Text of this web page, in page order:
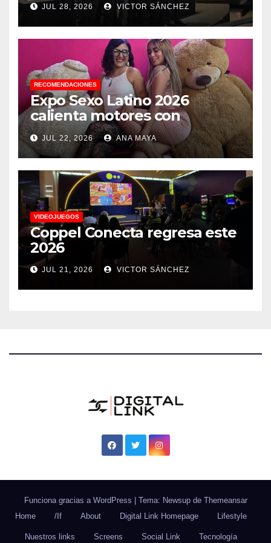
debes saber
JUL 28, 2026 VICTOR SÁNCHEZ
RECOMENDACIONES
Expo Sexo Latino 2026
calienta motores con
conferencia de prensa y
anuncia actividades para
todos los gustos
JUL 22, 2026 ANA MAYA
VIDEOJUEGOS
Coppel Conecta regresa este
2026
JUL 21, 2026 VICTOR SÁNCHEZ
Funciona gracias a WordPress | Tema: Newsup de Themeansar
Home
/If About Digital Link Homepage Lifestyle
Nuestros links Screens Social Link Tecnología